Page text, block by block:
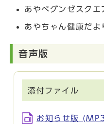
あやべグンゼスクエ
あやちゃん健康だよ
音声版
添付ファイル
お知らせ版